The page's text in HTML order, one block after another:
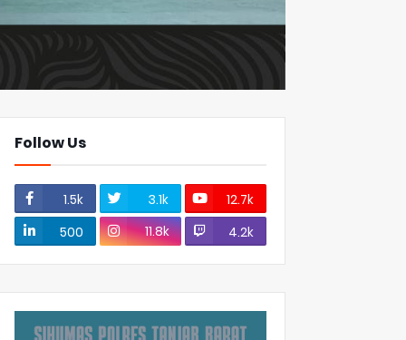
Follow Us
1.5k 3.1k
12.7k
500
11.8k 4.2k